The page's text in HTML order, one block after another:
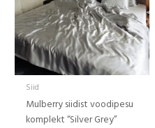
Siid
Mulberry siidist voodipesu
komplekt “Silver Grey”